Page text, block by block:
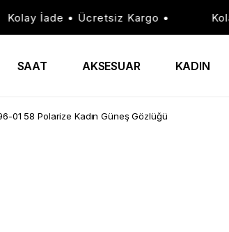
İade • Ücretsiz Kargo •
SAAT AKSESUAR KADIN
01 58 Polarize Kadın Güneş Gözlüğü